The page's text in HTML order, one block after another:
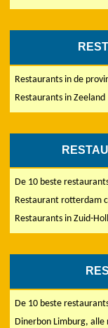
Restaurants in de
Restaurants in Zeeland
De 10 beste
Restaurant rotterdam
Restaurants in Zuid-
De 10 beste
Dinerbon Limburg, alle